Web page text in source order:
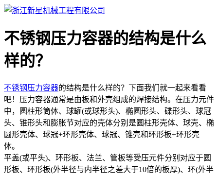
不锈钢压力容器的结构是什么
样的？
不锈钢压力容器的结构是什么样的？下面我们就一起来看看
吧！压力容器通常是由板和外壳组成的焊接结构。在压力元件
中，圆柱形筒体、球罐(或球形头)、椭圆形头、碟形头、球冠
头、锥形头和膨胀节对应的壳体分别是圆柱形壳体、球壳、椭
圆形壳体、球冠+环形壳体、球冠、锥壳和环形板+环形壳
体。
平盖(或平头)、环形板、法兰、管板等受压元件分别对应于圆
形板、环形板(外半径与内半径之差大于10倍的板厚)、环(外半